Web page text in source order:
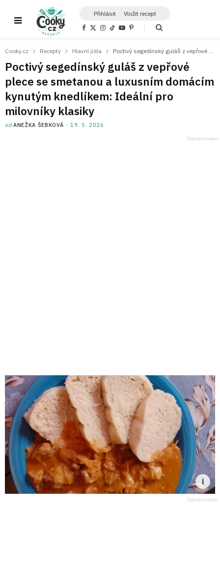
Přihlásit Vložit recept
F
b
o
k
X
i
t
e
r
)
I
a
a
m
T
o
Y
u
e
P
e
e
s
t
Cooky.cz Recepty Hlavní jídla
Poctivý segedínský guláš z vepřové
plece se smetanou a luxusním domácím
kynutým knedlíkem: Ideální pro
milovníky klasiky
odANEŽKA ŠEBKOVÁ 19. 5. 2026